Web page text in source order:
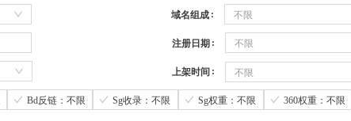
域名组成 不限
注册日期 不限
上架时间 不限
Bd反链：不限 Sg收录：不限 Sg权重：不限 360权重：不限